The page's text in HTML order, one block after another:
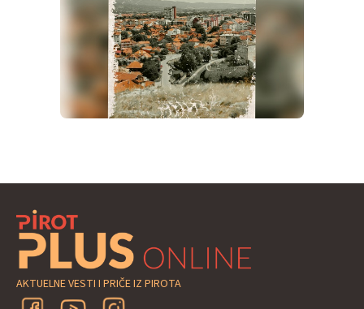
AKTUELNE VESTI I PRIČE IZ PIROTA